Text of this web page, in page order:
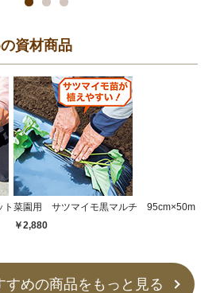
資材商品
ト 菜園用 サツマイモ黒マルチ 95cm×50m
￥2,880
すめの商品をもっと見る